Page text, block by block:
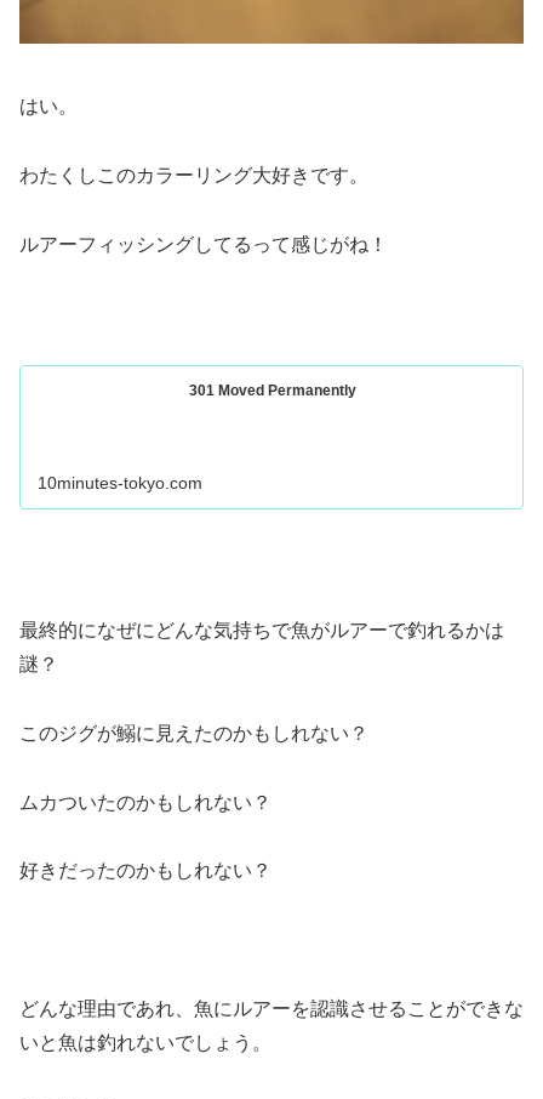
はい。
わたくしこのカラーリング大好きです。
ルアーフィッシングしてるって感じがね！
301 Moved Permanently
10minutes-tokyo.com
最終的になぜにどんな気持ちで魚がルアーで釣れるかは
謎？
このジグが鰯に見えたのかもしれない？
ムカついたのかもしれない？
好きだったのかもしれない？
どんな理由であれ、魚にルアーを認識させることができな
いと魚は釣れないでしょう。